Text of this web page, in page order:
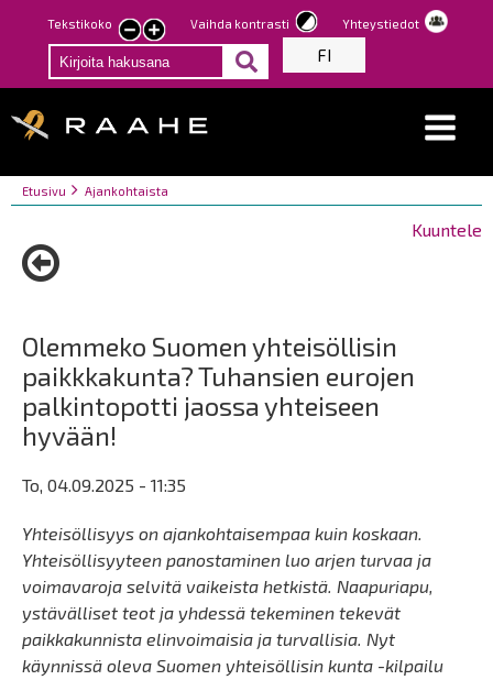
Hyppää
pääsisältöön
Tekstikoko
Pienennä
tekstin
kokoa
Suurenna
tekstin
kokoa
Vaihda kontrasti Yhteystiedot
FI
Breadcrumbs
You
here:
Etusivu Ajankohtaista
Kuuntele
Olemmeko Suomen yhteisöllisin
paikkkakunta? Tuhansien eurojen
palkintopotti jaossa yhteiseen
hyvään!
To, 04.09.2025 - 11:35
Yhteisöllisyys on ajankohtaisempaa kuin koskaan.
Yhteisöllisyyteen panostaminen luo arjen turvaa ja
voimavaroja selvitä vaikeista hetkistä. Naapuriapu,
ystävälliset teot ja yhdessä tekeminen tekevät
paikkakunnista elinvoimaisia ja turvallisia. Nyt
käynnissä oleva Suomen yhteisöllisin kunta -kilpailu